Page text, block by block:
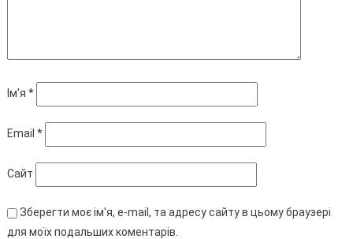
Ім'я *
Email *
Сайт
Зберегти моє ім'я, e-mail, та адресу сайту в цьому браузері
для моїх подальших коментарів.